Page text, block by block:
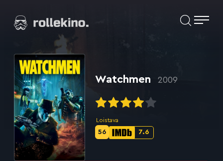
suoraan
Elokuvat ja elokuva-arviot | Rollekino.fi
lopputekstien
jälkeen.
Watchmen 2009
Loistava
IMDb-
7.6
Metascore-
56